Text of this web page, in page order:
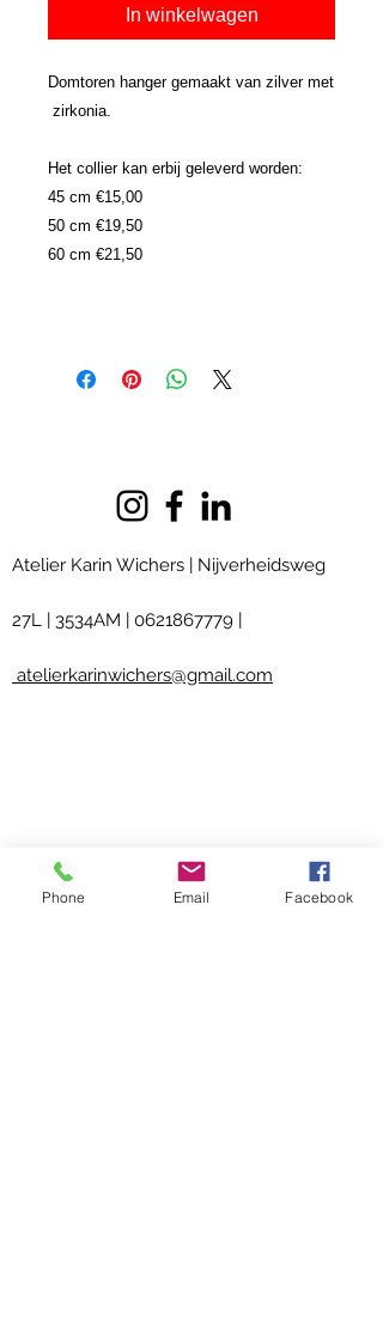
In winkelwagen
Domtoren hanger gemaakt van zilver met
zirkonia.
Het collier kan erbij geleverd worden:
45 cm €15,00
50 cm €19,50
60 cm €21,50
Atelier Karin Wichers | Nijverheidsweg
27L | 3534AM | 0621867779 |
atelierkarinwichers@gmail.com
Phone Email Facebook